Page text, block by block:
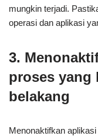
mungkin terjadi.
operasi dan aplikasi
3.
proses yang
belakang
Menonaktifkan